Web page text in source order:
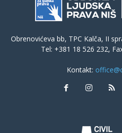
Obrenovićeva bb, TPC Kalča, II
Tel: +381 18 526 232,
Kontakt: